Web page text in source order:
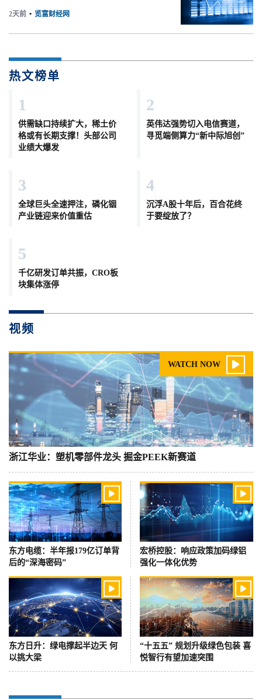
2天前 • 览富财经网
热文榜单
1
供需缺口持续扩大，稀土价
格或有长期支撑！头部公司
业绩大爆发
2
英伟达强势切入电信赛道，
寻觅端侧算力“新中际旭创”
3
全球巨头全速押注，磷化铟
产业链迎来价值重估
4
沉浮A股十年后，百合花终
于要绽放了？
5
千亿研发订单共振，CRO板
块集体涨停
视频
WATCH NOW 
浙江华业：塑机零部件龙头 掘金PEEK新赛道

东方电缆：半年报179亿订单背
后的“深海密码”

宏桥控股：响应政策加码绿铝
强化一体化优势

东方日升：绿电撑起半边天 何
以挑大梁

“十五五” 规划升级绿色包装 喜
悦智行有望加速突围